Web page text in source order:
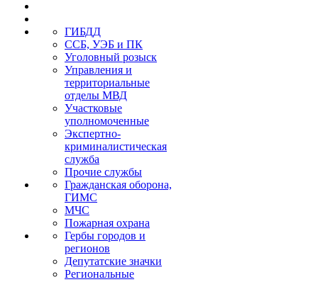
ГИБДД
ССБ, УЭБ и ПК
Уголовный розыск
Управления и
территориальные
отделы МВД
Участковые
уполномоченные
Экспертно-
криминалистическая
служба
Прочие службы
Гражданская оборона,
ГИМС
МЧС
Пожарная охрана
Гербы городов и
регионов
Депутатские значки
Региональные